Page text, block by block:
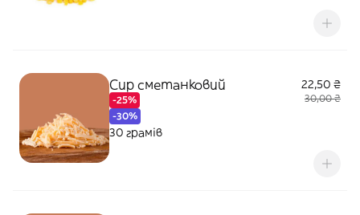
Сир сметанковий
-25%
-30%
22,50 ₴
30,00 ₴
30 грамів